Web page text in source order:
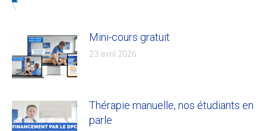
Mini-cours gratuit
23 avril 2026
Thérapie manuelle, nos étudiants en
parle